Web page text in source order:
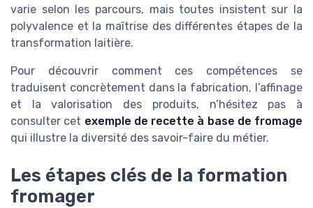
varie selon les parcours, mais toutes insistent sur la
polyvalence et la maîtrise des différentes étapes de la
transformation laitière.
Pour découvrir comment ces compétences se
traduisent concrètement dans la fabrication, l’affinage
et la valorisation des produits, n’hésitez pas à
consulter cet exemple de recette à base de fromage
qui illustre la diversité des savoir-faire du métier.
Les étapes clés de la formation
fromager